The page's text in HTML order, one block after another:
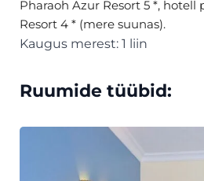
Pharaoh Azur Resort 5 *, hotell
Resort 4 * (mere suunas).
Kaugus merest: 1 liin
Ruumide tüübid: